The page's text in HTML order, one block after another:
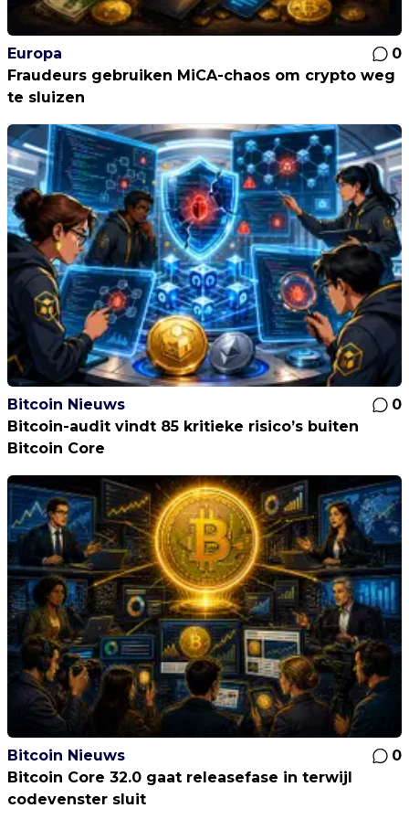
Europa
0
Fraudeurs gebruiken MiCA-chaos om crypto weg
te sluizen
Bitcoin Nieuws
0
Bitcoin-audit vindt 85 kritieke risico’s buiten
Bitcoin Core
Bitcoin Nieuws
0
Bitcoin Core 32.0 gaat releasefase in terwijl
codevenster sluit